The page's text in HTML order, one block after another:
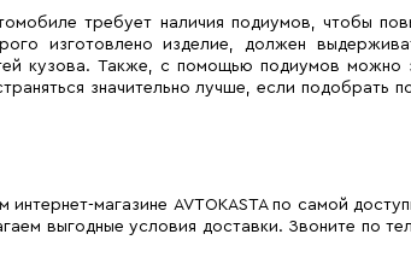
требует наличия подиумов, чтобы
изготовлено изделие, должен
кузова. Также, с помощью подиумов можно
значительно лучше, если подобрать
магазине AVTOKASTA по самой
выгодные условия доставки. Звоните по